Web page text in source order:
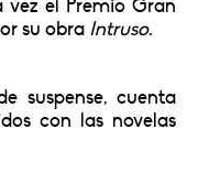
vez el Premio Gran
su obra Intruso.
suspense, cuenta
con las novelas